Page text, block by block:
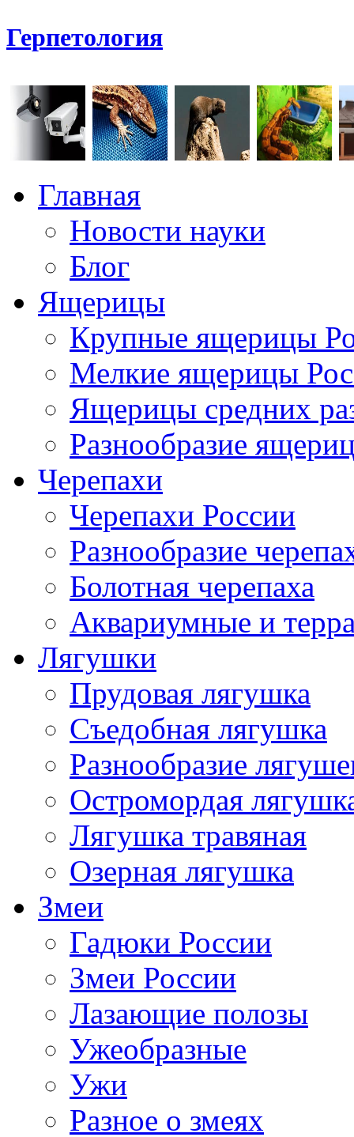
Герпетология
Главная
Новости науки
Блог
Ящерицы
Крупные ящерицы
Мелкие ящерицы
Ящерицы средних
Разнообразие
Черепахи
Черепахи России
Разнообразие
Болотная черепаха
Аквариумные и
Лягушки
Прудовая лягушка
Съедобная лягушка
Разнообразие
Остромордая
Лягушка травяная
Озерная лягушка
Змеи
Гадюки России
Змеи России
Лазающие полозы
Ужеобразные
Ужи
Разное о змеях